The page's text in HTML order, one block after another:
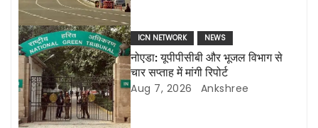
i
o
n
ICN NETWORK NEWS
नोएडा: यूपीपीसीबी और भूजल विभाग से
चार सप्ताह में मांगी रिपोर्ट
Aug 7, 2026 Ankshree